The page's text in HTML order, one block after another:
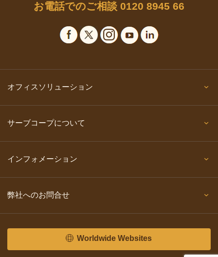
お電話でのご相談 0120 8945 66
オフィスソリューション
サーブコープについて
インフォメーション
弊社へのお問合せ
Worldwide Websites